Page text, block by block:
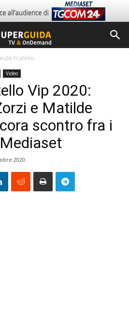
Fratello
Video
Vip 2020:
e Matilde
scontro fra i
2020